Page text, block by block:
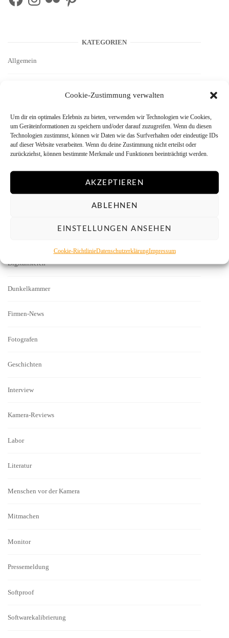
Cookie-Zustimmung verwalten
Um dir ein optimales Erlebnis zu bieten, verwenden wir Technologien wie Cookies,
um Geräteinformationen zu speichern und/oder darauf zuzugreifen. Wenn du diesen
Technologien zustimmst, können wir Daten wie das Surfverhalten oder eindeutige IDs
auf dieser Website verarbeiten. Wenn du deine Zustimmung nicht erteilst oder
zurückziehst, können bestimmte Merkmale und Funktionen beeinträchtigt werden.
AKZEPTIEREN
ABLEHNEN
EINSTELLUNGEN ANSEHEN
Cookie-RichtlinieDatenschutzerklärungImpressum
KATEGORIEN
Allgemein
Basics
Digitalisieren
Dunkelkammer
Firmen-News
Fotografen
Geschichten
Interview
Kamera-Reviews
Labor
Literatur
Menschen vor der Kamera
Mitmachen
Monitor
Pressemeldung
Softproof
Softwarekalibrierung